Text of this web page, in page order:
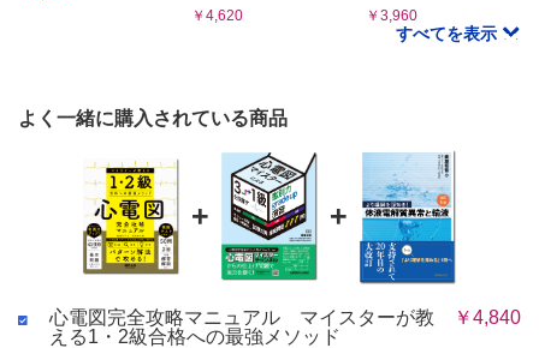
￥4,620 ￥3,960
すべてを表示
よく一緒に購入されている商品
+ +
心電図完全攻略マニュアル マイスターが教
える1・2級合格への最強メソッド
￥4,840